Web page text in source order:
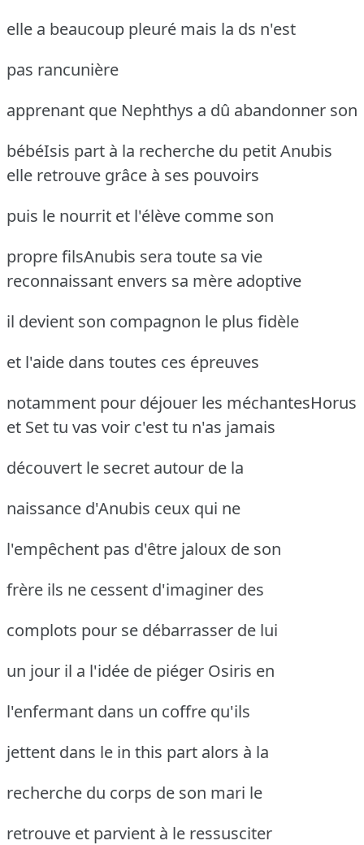
elle a beaucoup pleuré mais la ds n'est
pas rancunière
apprenant que Nephthys a dû abandonner son
bébéIsis part à la recherche du petit Anubis
elle retrouve grâce à ses pouvoirs
puis le nourrit et l'élève comme son
propre filsAnubis sera toute sa vie
reconnaissant envers sa mère adoptive
il devient son compagnon le plus fidèle
et l'aide dans toutes ces épreuves
notamment pour déjouer les méchantesHorus
et Settu vas voir c'est tu n'as jamais
découvert le secret autour de la
naissance d'Anubis ceux qui ne
l'empêchent pas d'être jaloux de son
frère ils ne cessent d'imaginer des
complots pour se débarrasser de lui
un jour il a l'idée de piéger Osiris en
l'enfermant dans un coffre qu'ils
jettent dans le in this part alors à la
recherche du corps de son mari le
retrouve et parvient à le ressusciter